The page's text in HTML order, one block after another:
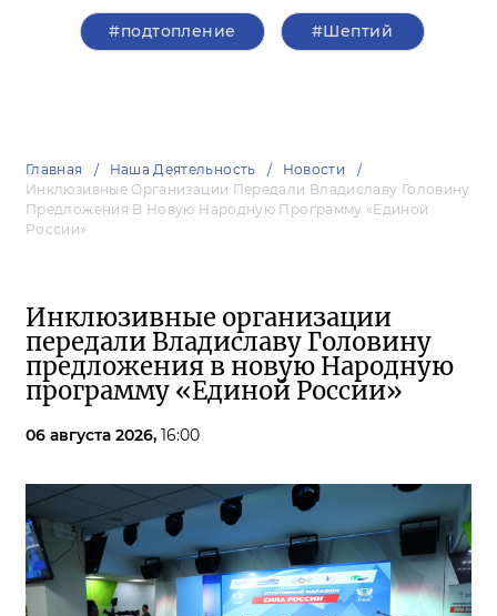
#подтопление #Шептий
Главная Наша Деятельность
Новости
Инклюзивные Организации Передали Владиславу Головину
Предложения В Новую Народную Программу «Единой
России»
Инклюзивные организации
передали Владиславу Головину
предложения в новую Народную
программу «Единой России»
06 августа 2026, 16:00